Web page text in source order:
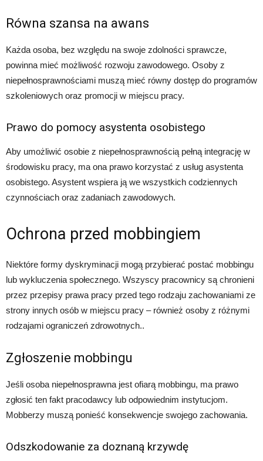
Równa szansa na awans
Każda osoba, bez względu na swoje zdolności sprawcze,
powinna mieć możliwość rozwoju zawodowego. Osoby z
niepełnosprawnościami muszą mieć równy dostęp do programów
szkoleniowych oraz promocji w miejscu pracy.
Prawo do pomocy asystenta osobistego
Aby umożliwić osobie z niepełnosprawnością pełną integrację w
środowisku pracy, ma ona prawo korzystać z usług asystenta
osobistego. Asystent wspiera ją we wszystkich codziennych
czynnościach oraz zadaniach zawodowych.
Ochrona przed mobbingiem
Niektóre formy dyskryminacji mogą przybierać postać mobbingu
lub wykluczenia społecznego. Wszyscy pracownicy są chronieni
przez przepisy prawa pracy przed tego rodzaju zachowaniami ze
strony innych osób w miejscu pracy – również osoby z różnymi
rodzajami ograniczeń zdrowotnych..
Zgłoszenie mobbingu
Jeśli osoba niepełnosprawna jest ofiarą mobbingu, ma prawo
zgłosić ten fakt pracodawcy lub odpowiednim instytucjom.
Mobberzy muszą ponieść konsekwencje swojego zachowania.
Odszkodowanie za doznaną krzywdę